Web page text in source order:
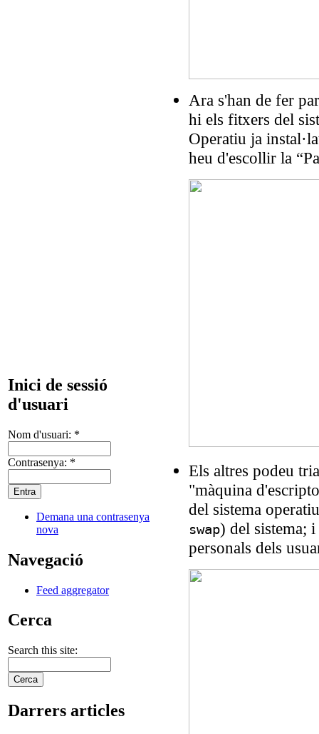
Inici de sessió
d'usuari
Nom d'usuari: *
Contrasenya: *
Demana una contrasenya
nova
Navegació
Feed aggregator
Cerca
Search this site:
Darrers articles
Ara s'han de fer
hi els fitxers del
Operatiu ja
heu d'escollir la
Els altres podeu
"màquina
del sistema
swap) del sistema;
personals dels